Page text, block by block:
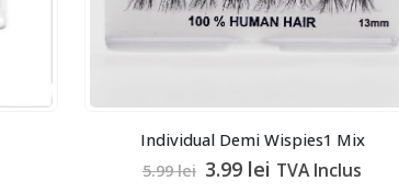
Individual Demi Wispies1 Mix
5.99lei Prețul
3.99 lei Prețul
TVA Inclus